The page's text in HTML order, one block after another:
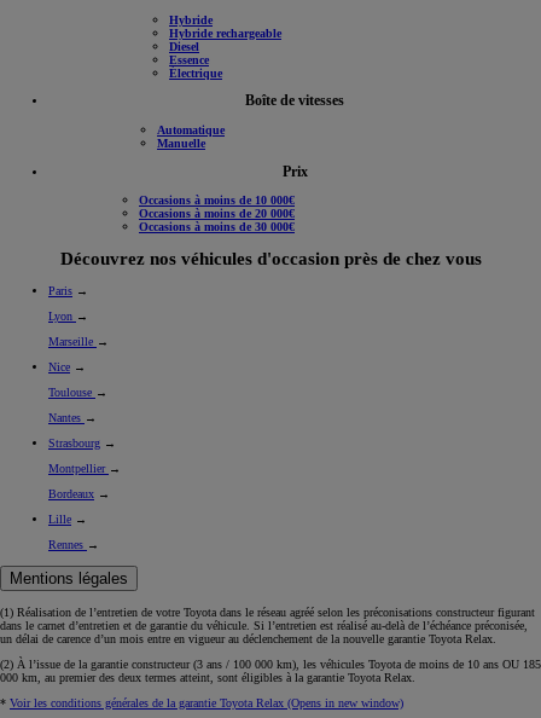
Hybride
Hybride rechargeable
Diesel
Essence
Électrique
Boîte de vitesses
Automatique
Manuelle
Prix
Occasions à moins de 10 000€
Occasions à moins de 20 000€
Occasions à moins de 30 000€
Découvrez nos véhicules d'occasion près de chez vous
Paris →
Lyon →
Marseille →
Nice →
Toulouse →
Nantes →
Strasbourg →
Montpellier →
Bordeaux →
Lille →
Rennes →
Mentions légales
(1) Réalisation de l’entretien de votre Toyota dans le réseau agréé selon les préconisations constructeur figurant
dans le carnet d’entretien et de garantie du véhicule. Si l’entretien est réalisé au-delà de l’échéance préconisée,
un délai de carence d’un mois entre en vigueur au déclenchement de la nouvelle garantie Toyota Relax.
(2) À l’issue de la garantie constructeur (3 ans / 100 000 km), les véhicules Toyota de moins de 10 ans OU 185
000 km, au premier des deux termes atteint, sont éligibles à la garantie Toyota Relax.
* Voir les conditions générales de la garantie Toyota Relax (Opens in new window)